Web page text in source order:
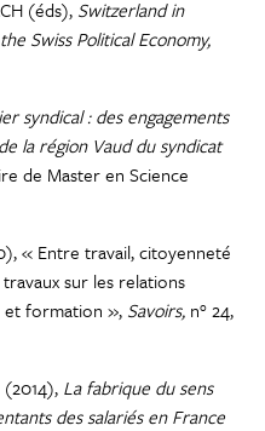
(éds), Switzerland in
Swiss Political Economy,
syndical : des engagements
la région Vaud du syndicat
de Master en Science
« Entre travail, citoyenneté
sur les relations
et formation », Savoirs, n° 24,
La fabrique du sens
des salariés en France